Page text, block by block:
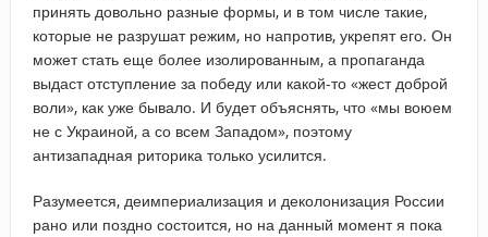
принять довольно разные формы, и в том числе такие,
которые не разрушат режим, но напротив, укрепят его. Он
может стать еще более изолированным, а пропаганда
выдаст отступление за победу или какой-то «жест доброй
воли», как уже бывало. И будет объяснять, что «мы воюем
не с Украиной, а со всем Западом», поэтому
антизападная риторика только усилится.
Разумеется, деимпериализация и деколонизация России
рано или поздно состоится, но на данный момент я пока